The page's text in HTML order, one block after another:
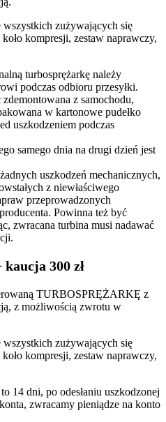
wszystkich zużywających się
kompresji, zestaw naprawczy,
turbosprężarkę należy
podczas odbioru przesyłki.
z samochodu,
w kartonowe pudełko
uszkodzeniem podczas
samego dnia na drugi dzień jest
uszkodzeń mechanicznych,
z niewłaściwego
przeprowadzonych
Powinna też być
zwracana turbina musi nadawać
300 zł
TURBOSPRĘŻARKĘ z
z możliwością zwrotu w
wszystkich zużywających się
kompresji, zestaw naprawczy,
14 dni, po odesłaniu uszkodzonej
zwracamy pieniądze na konto